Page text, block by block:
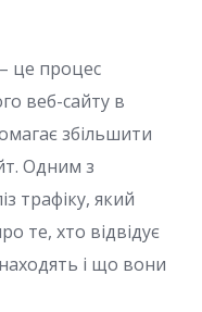
це процес
веб-сайту в
збільшити
Одним з
трафіку, який
те, хто відвідує
і що вони